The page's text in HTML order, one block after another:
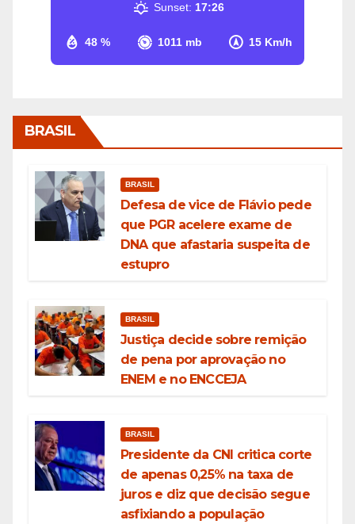
48 % 1011 mb 15 Km/h
Sunset: 17:26
BRASIL
BRASIL
Defesa de vice de Flávio pede
que PGR acelere exame de
DNA que afastaria suspeita de
estupro
BRASIL
Justiça decide sobre remição
de pena por aprovação no
ENEM e no ENCCEJA
BRASIL
Presidente da CNI critica corte
de apenas 0,25% na taxa de
juros e diz que decisão segue
asfixiando a população